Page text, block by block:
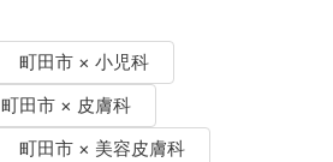
町田市 × 小児科
町田市 × 皮膚科
町田市 × 美容皮膚科